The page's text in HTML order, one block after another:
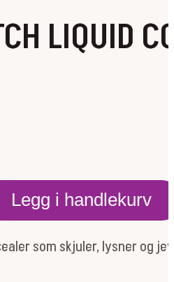
LIQUID
Legg i handlekurv
som skjuler, lysner og